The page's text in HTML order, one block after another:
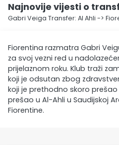
Najnovije vijesti o
Gabri Veiga Transfer: Al Ahli ->
Fiorentina razmatra Gabri
za svoj vezni red u
prijelaznom roku. Klub traži
koji je odsutan zbog
koji je prethodno skoro
prešao u Al-Ahli u Saudijskoj
Fiorentine.